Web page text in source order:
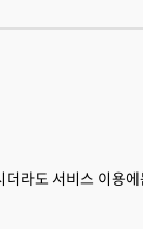
있으며, 동의 거부
라도 서비스 이용